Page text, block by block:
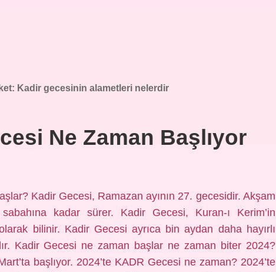
Kadir gecesinin alametleri nelerdir
Ne Zaman Başlıyor
Kadir Gecesi, Ramazan ayının 27. gecesidir. Akşam
kadar sürer. Kadir Gecesi, Kuran-ı Kerim’in
bilinir. Kadir Gecesi ayrıca bin aydan daha hayırlı
Kadir Gecesi ne zaman başlar ne zaman biter 2024?
başlıyor. 2024’te KADR Gecesi ne zaman? 2024’te